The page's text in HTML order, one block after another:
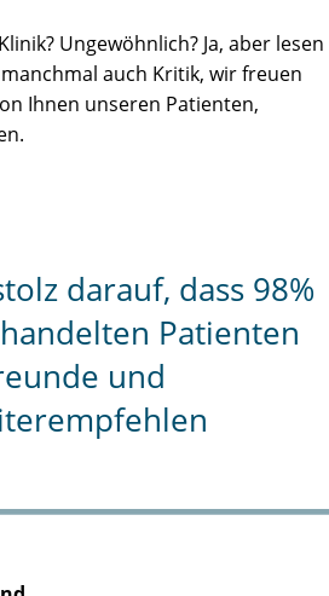
Ungewöhnlich? Ja, aber lesen
auch Kritik, wir freuen
Ihnen unseren Patienten,
darauf, dass 98%
Patienten
und